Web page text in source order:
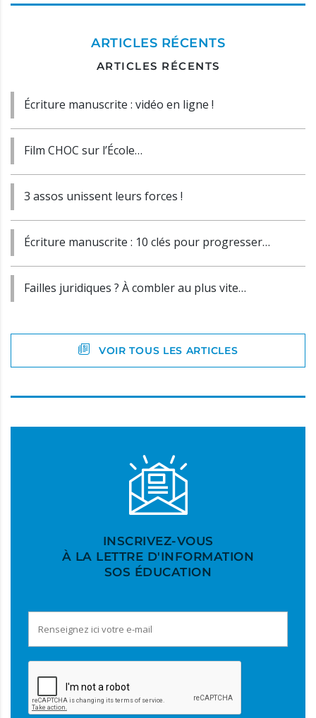
ARTICLES RÉCENTS
ARTICLES RÉCENTS
Écriture manuscrite : vidéo en ligne !
Film CHOC sur l’École…
3 assos unissent leurs forces !
Écriture manuscrite : 10 clés pour progresser…
Failles juridiques ? À combler au plus vite…
VOIR TOUS LES ARTICLES
INSCRIVEZ-VOUS
À LA LETTRE D'INFORMATION
SOS ÉDUCATION